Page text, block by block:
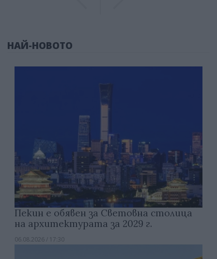
НАЙ-НОВОТО
Пекин е обявен за Световна столица
на архитектурата за 2029 г.
06.08.2026 / 17:30